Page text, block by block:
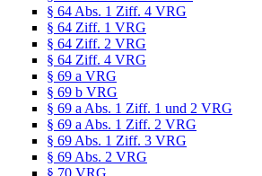
§ 64 Abs. 1 Ziff. 4 VRG
§ 64 Ziff. 1 VRG
§ 64 Ziff. 2 VRG
§ 64 Ziff. 4 VRG
§ 69 a VRG
§ 69 b VRG
§ 69 a Abs. 1 Ziff. 1 und 2 VRG
§ 69 a Abs. 1 Ziff. 2 VRG
§ 69 Abs. 1 Ziff. 3 VRG
§ 69 Abs. 2 VRG
§ 70 VRG